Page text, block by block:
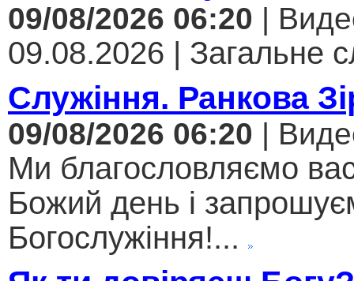
09/08/2026 06:20 |
09.08.2026 | Загальне
Служіння. Ранкова
09/08/2026 06:20 |
Ми благословляємо
Божий день і
Богослужіння!...